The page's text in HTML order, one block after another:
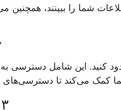
شما را ببینند، همچنین
۲.
کنید. این شامل دسترسی
کمک می‌کند تا دسترسی‌های
۳. کنترل دسترسی به گروه‌ها